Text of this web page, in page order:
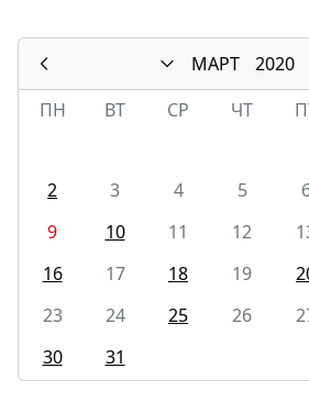
МАРТ
2020
ПН
ВТ СР ЧТ
2
3 4 5
9
10 11 12
16
17 18 19
23
24 25 26
30
31